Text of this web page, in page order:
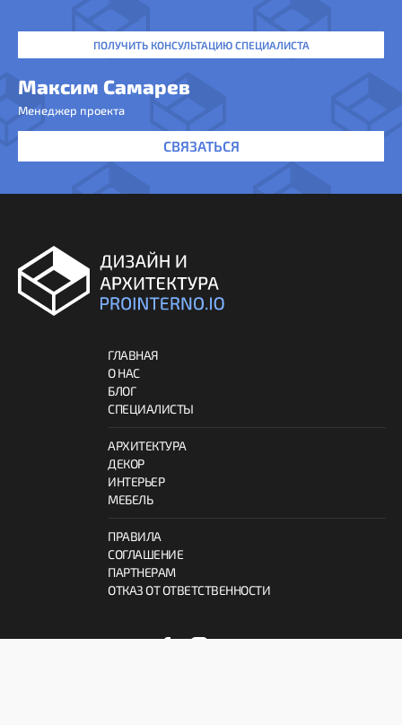
ПОЛУЧИТЬ КОНСУЛЬТАЦИЮ СПЕЦИАЛИСТА
Максим Самарев
Менеджер проекта
СВЯЗАТЬСЯ
ГЛАВНАЯ
О НАС
БЛОГ
СПЕЦИАЛИСТЫ
АРХИТЕКТУРА
ДЕКОР
ИНТЕРЬЕР
МЕБЕЛЬ
ПРАВИЛА
СОГЛАШЕНИЕ
ПАРТНЕРАМ
ОТКАЗ ОТ ОТВЕТСТВЕННОСТИ